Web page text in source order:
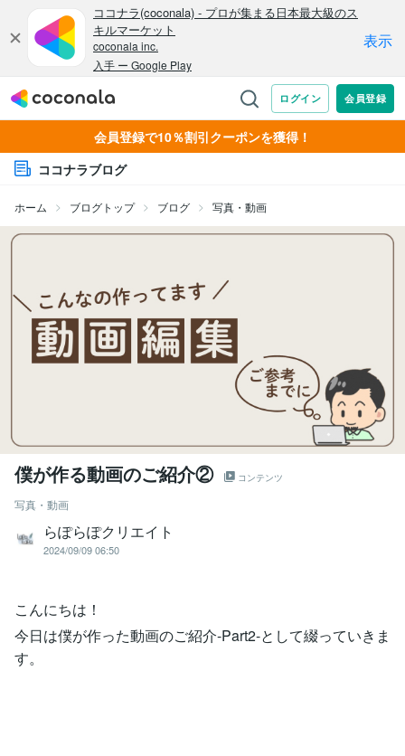
会員登録で10％割引クーポンを獲得！
ココナラブログ
ホーム ブログトップ ブログ 写真・動画
僕が作る動画のご紹介② コンテンツ
写真・動画
らぽらぽクリエイト
2024/09/09 06:50
こんにちは！
今日は僕が作った動画のご紹介-Part2-として綴っていきま
す。